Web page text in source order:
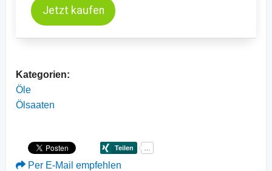
Jetzt kaufen
Kategorien:
Öle
Ölsaaten
Per E-Mail empfehlen